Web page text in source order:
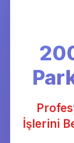
İşlerini